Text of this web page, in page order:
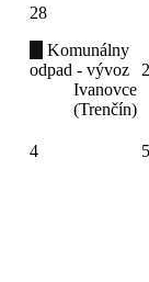
28
Komunálny
odpad - vývoz
Ivanovce
(Trenčín)
4
5